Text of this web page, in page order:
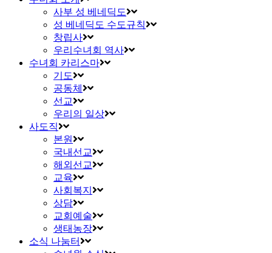
사부 성 베네딕도
성 베네딕도 수도규칙
창립사
우리수녀회 역사
수녀회 카리스마
기도
공동체
선교
우리의 일상
사도직
본원
국내선교
해외선교
교육
사회복지
상담
교회예술
생태농장
소식 나눔터